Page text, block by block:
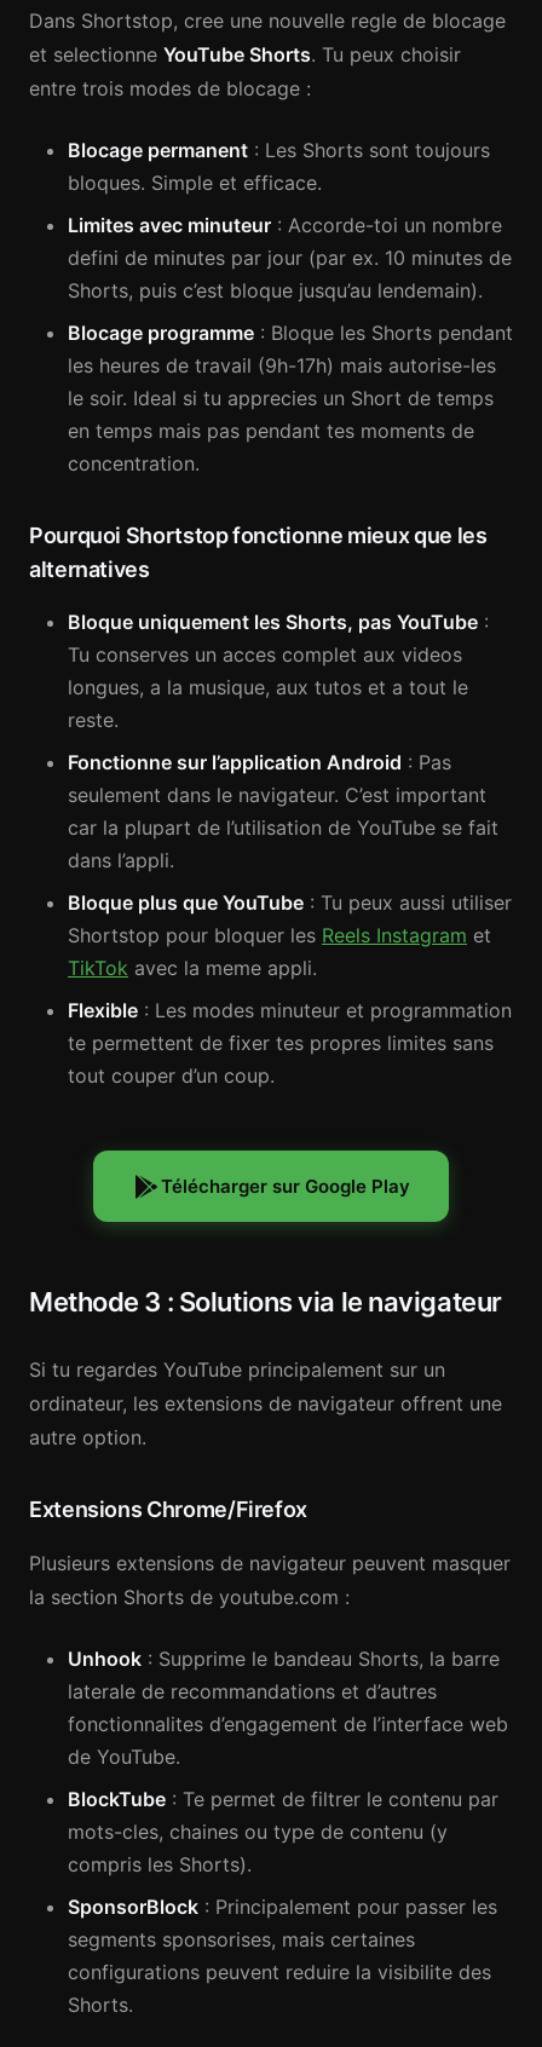
Dans Shortstop, cree une nouvelle regle de blocage
et selectionne YouTube Shorts. Tu peux choisir
entre trois modes de blocage :
Blocage permanent : Les Shorts sont toujours
bloques. Simple et efficace.
Limites avec minuteur : Accorde-toi un nombre
defini de minutes par jour (par ex. 10 minutes de
Shorts, puis c’est bloque jusqu’au lendemain).
Blocage programme : Bloque les Shorts pendant
les heures de travail (9h-17h) mais autorise-les
le soir. Ideal si tu apprecies un Short de temps
en temps mais pas pendant tes moments de
concentration.
Pourquoi Shortstop fonctionne mieux que les
alternatives
Bloque uniquement les Shorts, pas YouTube :
Tu conserves un acces complet aux videos
longues, a la musique, aux tutos et a tout le
reste.
Fonctionne sur l’application Android : Pas
seulement dans le navigateur. C’est important
car la plupart de l’utilisation de YouTube se fait
dans l’appli.
Bloque plus que YouTube : Tu peux aussi utiliser
Shortstop pour bloquer les Reels Instagram et
TikTok avec la meme appli.
Flexible : Les modes minuteur et programmation
te permettent de fixer tes propres limites sans
tout couper d’un coup.
Télécharger sur Google Play
Methode 3 : Solutions via le navigateur
Si tu regardes YouTube principalement sur un
ordinateur, les extensions de navigateur offrent une
autre option.
Extensions Chrome/Firefox
Plusieurs extensions de navigateur peuvent masquer
la section Shorts de youtube.com :
Unhook : Supprime le bandeau Shorts, la barre
laterale de recommandations et d’autres
fonctionnalites d’engagement de l’interface web
de YouTube.
BlockTube : Te permet de filtrer le contenu par
mots-cles, chaines ou type de contenu (y
compris les Shorts).
SponsorBlock : Principalement pour passer les
segments sponsorises, mais certaines
configurations peuvent reduire la visibilite des
Shorts.